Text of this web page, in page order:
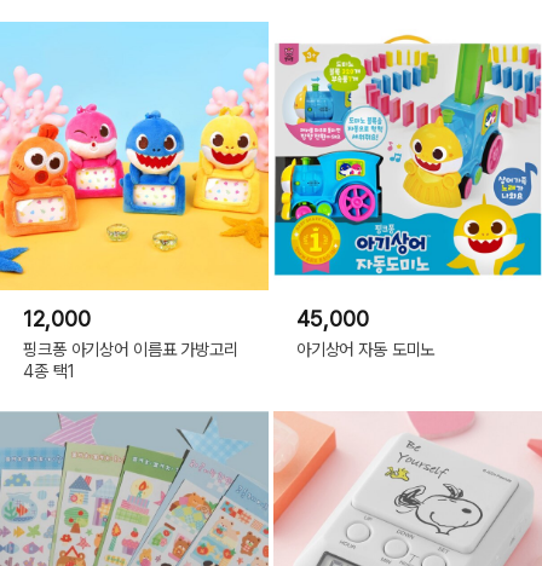
12,000
핑크퐁 아기상어 이름표 가방고리
4종 택1
45,000
아기상어 자동 도미노